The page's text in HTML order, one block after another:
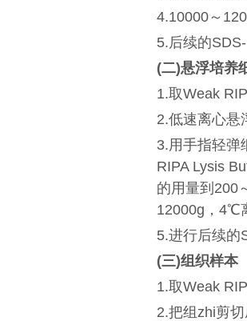
4.10000～
5.后续的
(二)悬浮培养
1.取Weak
2.低速离心悬
3.用手指轻弹
RIPA Lysis
的用量到200
12000g，4℃
5.进行后续的
(三)组织样本
1.取Weak
2.把组zhi剪